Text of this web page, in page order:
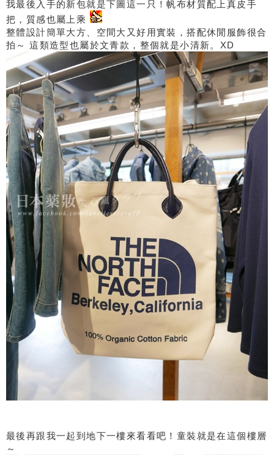
我最後入手的新包就是下圖這一只！帆布材質配上真皮手
把，質感也屬上乘
整體設計簡單大方、空間大又好用實裝，搭配休閒服飾很合
拍～ 這類造型也屬於文青款，整個就是小清新。XD
最後再跟我一起到地下一樓來看看吧！童裝就是在這個樓層
～